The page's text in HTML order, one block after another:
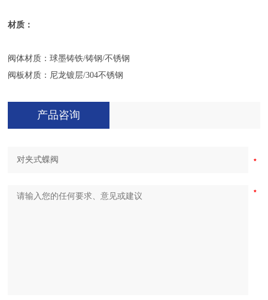
材质：
阀体材质 ：球墨铸铁/铸钢/不锈钢
阀板材质：尼龙镀层/304不锈钢
产品咨询